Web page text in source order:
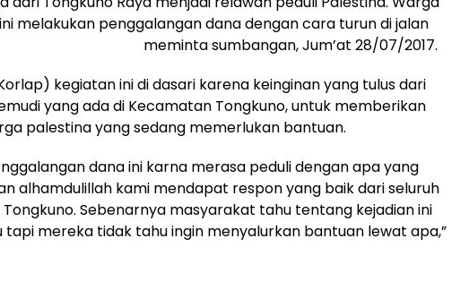
melakukan penggalangan dana dengan cara turun di jalan
meminta sumbangan, Jum’at 28/07/2017.
kegiatan ini di dasari karena keinginan yang tulus dari
yang ada di Kecamatan Tongkuno, untuk memberikan
palestina yang sedang memerlukan bantuan.
dana ini karna merasa peduli dengan apa yang
alhamdulillah kami mendapat respon yang baik dari seluruh
Sebenarnya masyarakat tahu tentang kejadian ini
mereka tidak tahu ingin menyalurkan bantuan lewat apa,”